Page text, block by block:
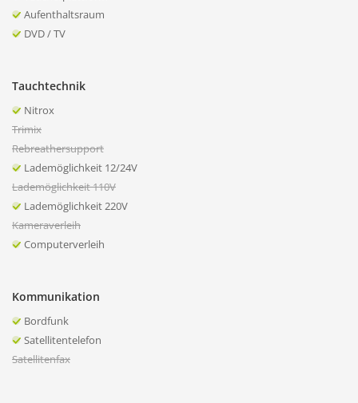
Aufenthaltsraum
DVD / TV
Tauchtechnik
Nitrox
Trimix
Rebreathersupport
Lademöglichkeit 12/24V
Lademöglichkeit 110V
Lademöglichkeit 220V
Kameraverleih
Computerverleih
Kommunikation
Bordfunk
Satellitentelefon
Satellitenfax